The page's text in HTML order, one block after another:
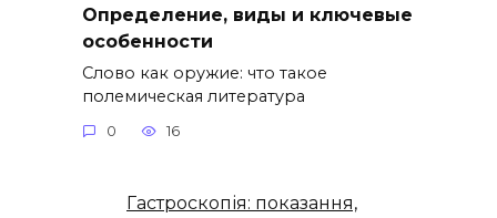
Определение, виды и ключевые
особенности
Слово как оружие: что такое
полемическая литература
0 16
Гастроскопія: показання,